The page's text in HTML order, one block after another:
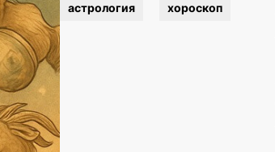
астрология хороскоп